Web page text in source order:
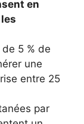
en
5 % de
une
entre 25
par